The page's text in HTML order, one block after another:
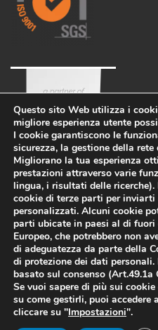
Azienda Eco-sostenibilità
© 2022 Tutti i diritti riservati.
Questo sito Web utilizza i
migliore esperienza utente
I cookie garantiscono le
sicurezza, la gestione della
Migliorano la tua esperienza
prestazioni attraverso varie
lingua, i risultati delle
cookie di terze parti per
personalizzati. Alcuni cookie
parti ubicate in paesi al di fuori
Europeo, che potrebbero non
di adeguatezza da parte della
di protezione dei dati
basato sul consenso (Art.49.1a
Se vuoi sapere di più sui
su come gestirli, puoi accedere
cliccare su "Impostazioni".